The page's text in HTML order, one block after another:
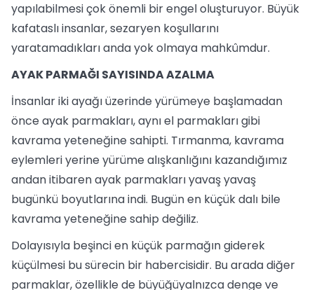
yapılabilmesi çok önemli bir engel oluşturuyor. Büyük
kafataslı insanlar, sezaryen koşullarını
yaratamadıkları anda yok olmaya mahkûmdur.
AYAK PARMAĞI SAYISINDA AZALMA
İnsanlar iki ayağı üzerinde yürümeye başlamadan
önce ayak parmakları, aynı el parmakları gibi
kavrama yeteneğine sahipti. Tırmanma, kavrama
eylemleri yerine yürüme alışkanlığını kazandığımız
andan itibaren ayak parmakları yavaş yavaş
bugünkü boyutlarına indi. Bugün en küçük dalı bile
kavrama yeteneğine sahip değiliz.
Dolayısıyla beşinci en küçük parmağın giderek
küçülmesi bu sürecin bir habercisidir. Bu arada diğer
parmaklar, özellikle de büyüğüyalnızca denge ve